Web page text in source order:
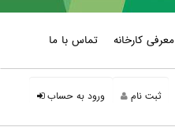
معرفی کارخانه تماس با ما
ثبت نام ورود به حساب